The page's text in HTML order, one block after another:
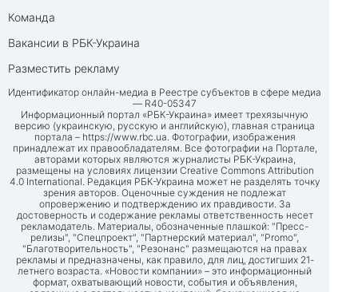
Команда
Вакансии в РБК-Украина
Разместить рекламу
Идентификатор онлайн-медиа в Реестре субъектов в сфере медиа
— R40-05347
Информационный портал «РБК-Украина» имеет трехязычную
версию (украинскую, русскую и английскую), главная страница
портала – https://www.rbc.ua. Фотографии, изображения
принадлежат их правообладателям. Все фотографии на Портале,
авторами которых являются журналисты РБК-Украина,
размещены на условиях лицензии Creative Commons Attribution
4.0 International. Редакция РБК-Украина может не разделять точку
зрения авторов. Оценочные суждения не подлежат
опровержению и подтверждению их правдивости. За
достоверность и содержание рекламы ответственность несет
рекламодатель. Материалы, обозначенные плашкой: "Пресс-
релизы", "Спецпроект", "Партнерский материал", "Promo",
"Благотворительность", "Резонанс" размещаются на правах
рекламы и предназначены, как правило, для лиц, достигших 21-
летнего возраста. «Новости компании» – это информационный
формат, охватывающий новости, события и объявления,